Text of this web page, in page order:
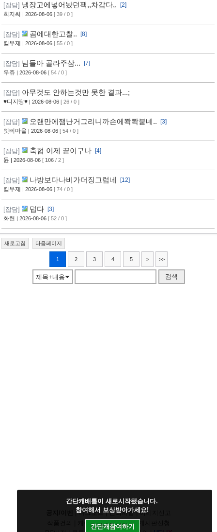
[잡담] 냉장고에넣어놨던팩,,차갑다,,
[2]
희지씨
| 2026-08-06 [ 39 / 0 ]
[잡담] 곰에대한고찰..
[8]
킴무제
| 2026-08-06 [ 55 / 0 ]
[잡담] 님들아 골라주삼...
[7]
우쥬 | 2026-08-06 [ 54 / 0 ]
[잡담] 아무것도 안하는것만 못한 결과...;
♥디지땅♥ | 2026-08-06 [ 26 / 0 ]
[잡담] 오랜만에잼난거그리니까손에쫙쫙붙네..
[3]
삣삐마을 | 2026-08-06 [ 54 / 0 ]
[잡담] 축협 이제 끝이구나
[4]
뮨 | 2026-08-06 [ 106 / 2 ]
[잡담] 나방보다나비가더징그럽네
[12]
킴무제
| 2026-08-06 [ 74 / 0 ]
[잡담] 덥다
[3]
화련 | 2026-08-06 [ 52 / 0 ]
새로고침 다음페이지
1 2 3 4 5 > >>
제목+내용 검색
|다크모드|건의사항|이미지신고
캐릭건의|기타디비|
간단캐배틀이 새로시작됐습니다.
참여해서 보상받아가세요!
간단캐참여하기